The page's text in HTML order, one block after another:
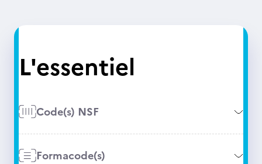
L'essentiel
Code(s) NSF
Formacode(s)